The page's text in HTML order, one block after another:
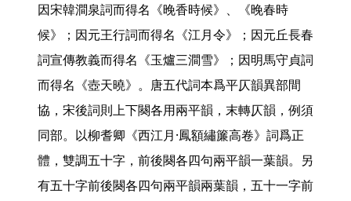
因宋韓澗泉詞而得名《晚香時候》、《晚春時
候》；因元王行詞而得名《江月令》；因元丘長春
詞宣傳教義而得名《玉爐三澗雪》；因明馬守貞詞
而得名《壺天曉》。唐五代詞本爲平仄韻異部間
協，宋後詞則上下闋各用兩平韻，末轉仄韻，例須
同部。以柳耆卿《西江月·鳳額繡簾高卷》詞爲正
體，雙調五十字，前後闋各四句兩平韻一葉韻。另
有五十字前後闋各四句兩平韻兩葉韻，五十一字前